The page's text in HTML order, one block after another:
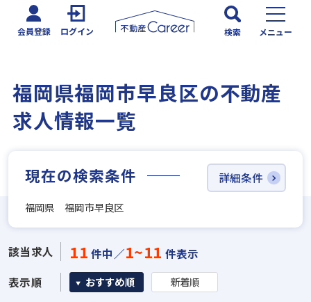
会員登録 ログイン 検索 メニュー
福岡県福岡市早良区の不動産
求人情報一覧
現在の検索条件
福岡県 福岡市早良区
詳細条件
該当求人 11 件中／1~11 件表示
表示順
おすすめ順 新着順